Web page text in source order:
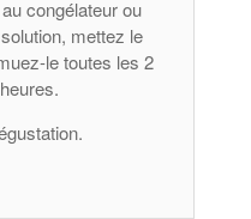
congélateur ou
mettez le
le toutes les 2